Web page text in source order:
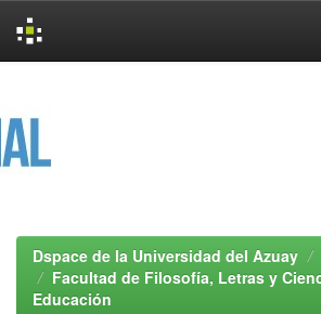
Dspace de la Universidad del Azuay
Facultad de Filosofía, Letras y
Educación